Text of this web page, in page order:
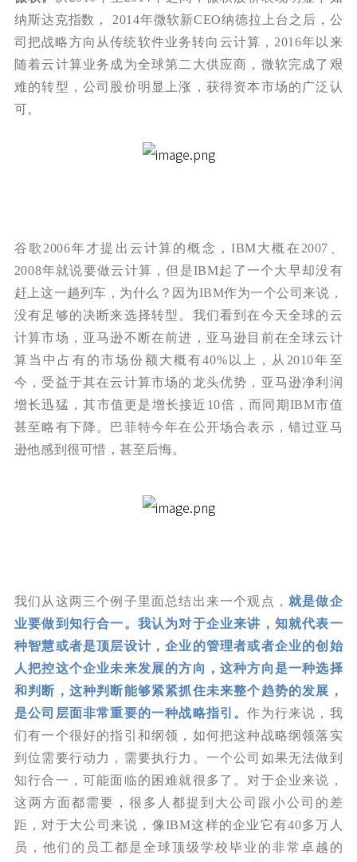
纳斯达克指数， 2014年微软新CEO纳德拉上台之后，公
司把战略方向从传统软件业务转向云计算，2016年以来
随着云计算业务成为全球第二大供应商，微软完成了艰
难的转型，公司股价明显上涨，获得资本市场的广泛认
可。
谷歌2006年才提出云计算的概念，IBM大概在2007、
2008年就说要做云计算，但是IBM起了一个大早却没有
赶上这一趟列车，为什么？因为IBM作为一个公司来说，
没有足够的决断来选择转型。我们看到在今天全球的云
计算市场，亚马逊不断在前进，亚马逊目前在全球云计
算当中占有的市场份额大概有40%以上，从2010年至
今，受益于其在云计算市场的龙头优势，亚马逊净利润
增长迅猛，其市值更是增长接近10倍，而同期IBM市值
甚至略有下降。巴菲特今年在公开场合表示，错过亚马
逊他感到很可惜，甚至后悔。
我们从这两三个例子里面总结出来一个观点， 就是做企
业要做到知行合一。我认为对于企业来讲，知就代表一
种智慧或者是顶层设计，企业的管理者或者企业的创始
人把控这个企业未来发展的方向，这种方向是一种选择
和判断，这种判断能够紧紧抓住未来整个趋势的发展，
是公司层面非常重要的一种战略指引。作为行来说，我
们有一个很好的指引和纲领，如何把这种战略纲领落实
到位需要行动力，需要执行力。一个公司如果无法做到
知行合一，可能面临的困难就很多了。对于企业来说，
这两方面都需要，很多人都提到大公司跟小公司的差
距，对于大公司来说，像IBM这样的企业它有40多万人
员，他们的员工都是全球顶级学校毕业的非常卓越的